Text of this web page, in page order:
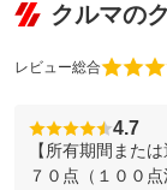
クルマの
レビュー総合
4.7
【所有期間また
７０点（１００